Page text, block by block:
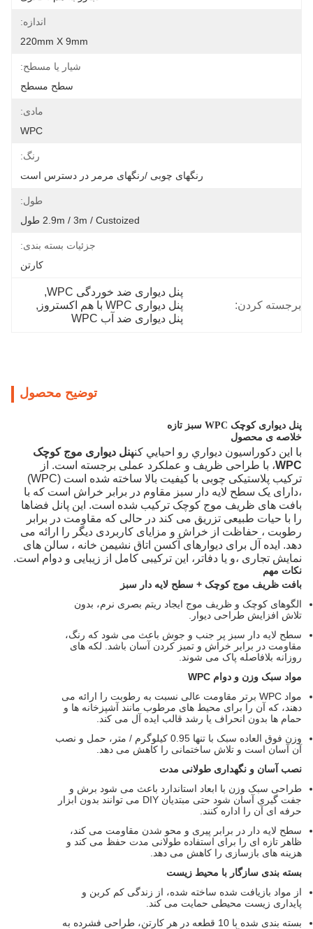
اندازه:
220mm X 9mm
شیار یا مسطح:
سطح مسطح
مادی:
WPC
رنگ:
رنگهای چوبی /رنگهای مرمر در دسترس است
طول:
2.9m / 3m / Custoized طول
جزئیات بسته بندی:
کارتن
برجسته کردن:
پنل دیواری ضد خوردگی WPC
,
پنل دیواری WPC با هم اکستروز
,
پنل دیواری ضد آب WPC
توضیح محصول
پنل دیواری کوچک WPC سبز تازه
خلاصه ی محصول
با اين دکوراسيون ديواري رو احيايي کنپنل دیواری موج کوچک
WPC، با طراحی ظریف و عملکرد عملی برجسته است. از
ترکیب پلاستیکی چوبی با کیفیت بالا ساخته شده است (WPC)
،دارای یک سطح لایه دار سبز مقاوم در برابر خراش است که با
بافت های ظریف موج کوچک ترکیب شده است. این پانل فضاها
را با حیات طبیعی تزریق می کند در حالی که مقاومت در برابر
رطوبت ، حفاظت از خراش و مزایای کاربردی دیگر را ارائه می
دهد. ایده آل برای دیوارهای آکسن اتاق نشیمن خانه ، سالن های
نمایش تجاری ،و یا دفاتر، این ترکیبی کامل از زیبایی و دوام است.
نکات مهم
بافت ظریف موج کوچک + سطح لایه دار سبز
الگوهای کوچک و ظریف موج ایجاد ریتم بصری نرم، بدون
تلاش افزایش طراحی دیوار.
سطح لایه دار سبز پر جنب و جوش باعث می شود که رنگ،
مقاومت در برابر خراش و تمیز کردن آسان باشد. لکه های
روزانه بلافاصله پاک می شوند.
مواد سبک وزن و دوام WPC
مواد WPC برتر مقاومت عالی نسبت به رطوبت را ارائه می
دهند، که آن را برای محیط های مرطوب مانند آشپزخانه ها و
حمام ها بدون انحراف یا رشد قالب ایده آل می کند.
وزن فوق العاده سبک با تنها 0.95 کیلوگرم / متر، حمل و نصب
آن آسان است و تلاش ساختمانی را کاهش می دهد.
نصب آسان و نگهداری طولانی مدت
طراحی سبک وزن با ابعاد استاندارد باعث می شود برش و
جفت گیری آسان شود حتی مبتدیان DIY می توانند بدون ابزار
حرفه ای آن را اداره کنند.
سطح لایه دار در برابر پیری و محو شدن مقاومت می کند،
ظاهر تازه ای را برای استفاده طولانی مدت حفظ می کند و
هزینه های بازسازی را کاهش می دهد.
بسته بندی سازگار با محیط زیست
از مواد بازیافت شده ساخته شده، از زندگی کم کربن و
پایداری زیست محیطی حمایت می کند.
بسته بندی شده با 10 قطعه در هر کارتن، طراحی فشرده به